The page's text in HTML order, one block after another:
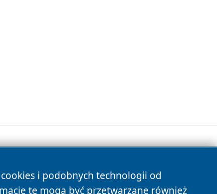
cookies i podobnych technologii od
te mogą być przetwarzane również